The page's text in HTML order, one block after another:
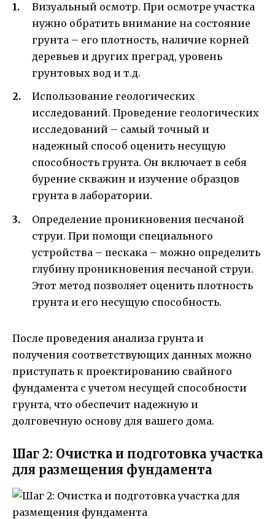
Визуальный осмотр. При осмотре участка
нужно обратить внимание на состояние
грунта – его плотность, наличие корней
деревьев и других преград, уровень
грунтовых вод и т.д.
Использование геологических
исследований. Проведение геологических
исследований – самый точный и
надежный способ оценить несущую
способность грунта. Он включает в себя
бурение скважин и изучение образцов
грунта в лаборатории.
Определение проникновения песчаной
струи. При помощи специального
устройства – пескака – можно определить
глубину проникновения песчаной струи.
Этот метод позволяет оценить плотность
грунта и его несущую способность.
После проведения анализа грунта и
получения соответствующих данных можно
приступать к проектированию свайного
фундамента с учетом несущей способности
грунта, что обеспечит надежную и
долговечную основу для вашего дома.
Шаг 2: Очистка и подготовка участка
для размещения фундамента